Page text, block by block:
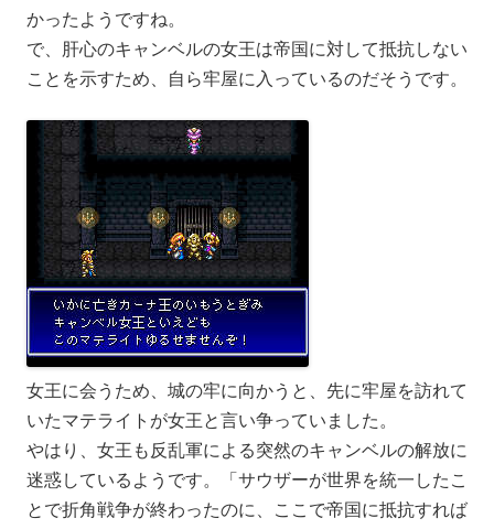
かったようですね。
で、肝心のキャンベルの女王は帝国に対して抵抗しない
ことを示すため、自ら牢屋に入っているのだそうです。
女王に会うため、城の牢に向かうと、先に牢屋を訪れて
いたマテライトが女王と言い争っていました。
やはり、女王も反乱軍による突然のキャンベルの解放に
迷惑しているようです。「サウザーが世界を統一したこ
とで折角戦争が終わったのに、ここで帝国に抵抗すれば